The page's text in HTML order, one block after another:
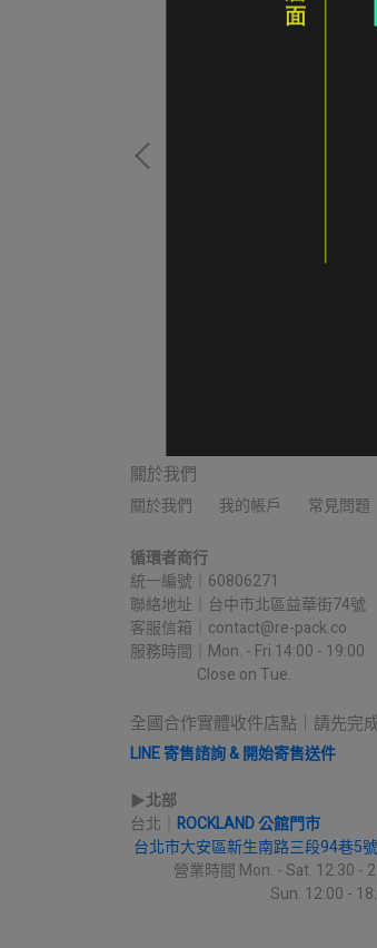
Scottus Ultralight Sleep
關於我們
關於我們 我的帳戶 常見問題
循環者商行
統一編號｜60806271
聯絡地址｜台中市北區益華街74號
客服信箱｜contact@re-pack.co
服務時間｜Mon. - Fri 14:00 - 19:00
Close on Tue.
全國合作實體收件店點｜請先完
LINE 寄售諮詢 & 開始寄售送件
▶︎北部
台北｜ ROCKLAND 公館門市
台北市大安區新生南路三段94巷5號
營業時間 Mon. - Sat. 12:30 -
Sun. 12:00 -